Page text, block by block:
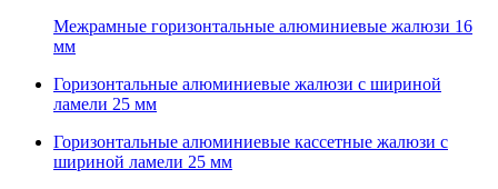
Межрамные горизонтальные алюминиевые жалюзи 16
мм
Горизонтальные алюминиевые жалюзи с шириной
ламели 25 мм
Горизонтальные алюминиевые кассетные жалюзи с
шириной ламели 25 мм